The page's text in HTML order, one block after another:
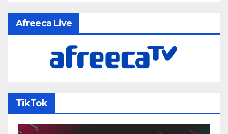
Afreeca Live
TikTok